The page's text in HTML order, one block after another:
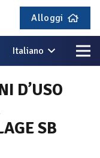
Alloggi
Italiano
D’USO
SB